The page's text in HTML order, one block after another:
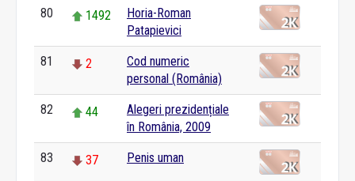
80 1492
Horia-Roman
Patapievici
81 2
Cod numeric
personal (România)
82 44
Alegeri prezidențiale
în România, 2009
83 37 Penis uman